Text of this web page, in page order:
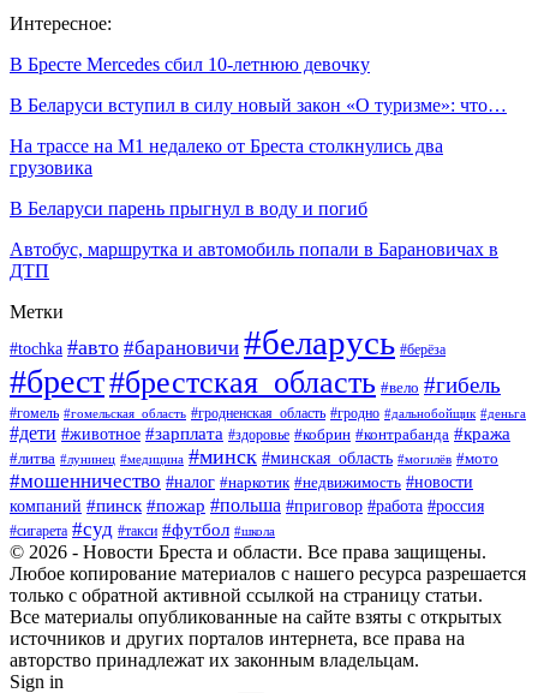
Интересное:
В Бресте Mercedes сбил 10-летнюю девочку
В Беларуси вступил в силу новый закон «О туризме»: что…
На трассе на М1 недалеко от Бреста столкнулись два
грузовика
В Беларуси парень прыгнул в воду и погиб
Автобус, маршрутка и автомобиль попали в Барановичах в
ДТП
Метки
#tochka #авто #барановичи #беларусь #берёза
#брест#брестская_область #вело #гибель
#гомель #гомельская_область #гродненская_область #гродно #дальнобойщик #деньга
#дети #животное #зарплата #здоровье #кобрин #контрабанда #кража
#литва #лунинец #медицина #минск #минская_область #могилёв #мото
#мошенничество #налог #наркотик #недвижимость #новости
компаний #пинск #пожар #польша #приговор #работа #россия
#сигарета #суд #такси #футбол #школа
© 2026 - Новости Бреста и области. Все права защищены.
Любое копирование материалов с нашего ресурса разрешается
только с обратной активной ссылкой на страницу статьи.
Все материалы опубликованные на сайте взяты с открытых
источников и других порталов интернета, все права на
авторство принадлежат их законным владельцам.
Sign in